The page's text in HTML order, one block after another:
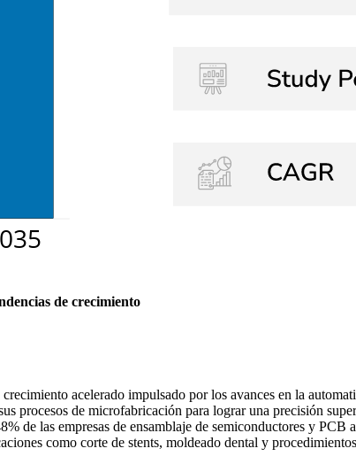
de crecimiento
acelerado impulsado por los avances en la
procesos de microfabricación para lograr una precisión
de las empresas de ensamblaje de semiconductores y PCB
como corte de stents, moldeado dental y